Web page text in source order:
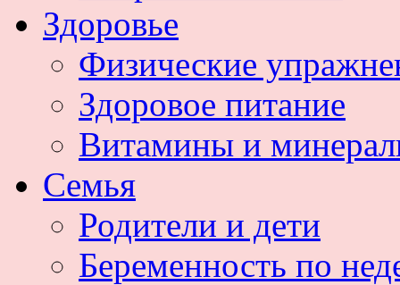
Здоровье
Физические
Здоровое питание
Витамины и
Семья
Родители и дети
Беременность по